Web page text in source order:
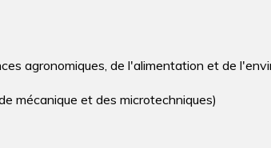
agronomiques, de l'alimentation et de
mécanique et des microtechniques)